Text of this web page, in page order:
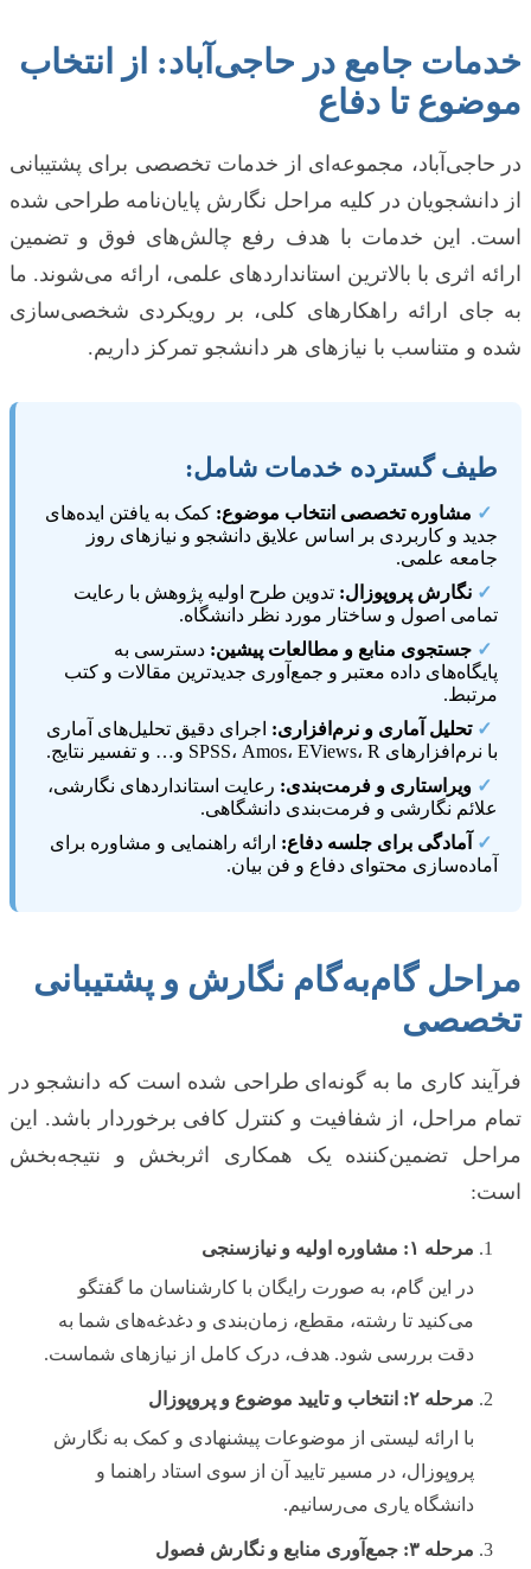
خدمات جامع در حاجی‌آباد: از انتخاب
موضوع تا دفاع
در حاجی‌آباد، مجموعه‌ای از خدمات تخصصی برای پشتیبانی
از دانشجویان در کلیه مراحل نگارش پایان‌نامه طراحی شده
است. این خدمات با هدف رفع چالش‌های فوق و تضمین
ارائه اثری با بالاترین استانداردهای علمی، ارائه می‌شوند. ما
به جای ارائه راهکارهای کلی، بر رویکردی شخصی‌سازی
شده و متناسب با نیازهای هر دانشجو تمرکز داریم.
طیف گسترده خدمات شامل:
✓ مشاوره تخصصی انتخاب موضوع: کمک به یافتن ایده‌های
جدید و کاربردی بر اساس علایق دانشجو و نیازهای روز
جامعه علمی.
✓ نگارش پروپوزال: تدوین طرح اولیه پژوهش با رعایت
تمامی اصول و ساختار مورد نظر دانشگاه.
✓ جستجوی منابع و مطالعات پیشین: دسترسی به
پایگاه‌های داده معتبر و جمع‌آوری جدیدترین مقالات و کتب
مرتبط.
✓ تحلیل آماری و نرم‌افزاری: اجرای دقیق تحلیل‌های آماری
با نرم‌افزارهای SPSS، Amos، EViews، R و… و تفسیر نتایج.
✓ ویراستاری و فرمت‌بندی: رعایت استانداردهای نگارشی،
علائم نگارشی و فرمت‌بندی دانشگاهی.
✓
آمادگی برای جلسه دفاع: ارائه راهنمایی و مشاوره برای
آماده‌سازی محتوای دفاع و فن بیان.
مراحل گام‌به‌گام نگارش و پشتیبانی
تخصصی
فرآیند کاری ما به گونه‌ای طراحی شده است که دانشجو در
تمام مراحل، از شفافیت و کنترل کافی برخوردار باشد. این
مراحل تضمین‌کننده یک همکاری اثربخش و نتیجه‌بخش
است:
مرحله ۱: مشاوره اولیه و نیازسنجی
در این گام، به صورت رایگان با کارشناسان ما گفتگو
می‌کنید تا رشته، مقطع، زمان‌بندی و دغدغه‌های شما به
دقت بررسی شود. هدف، درک کامل از نیازهای شماست.
مرحله ۲: انتخاب و تایید موضوع و پروپوزال
با ارائه لیستی از موضوعات پیشنهادی و کمک به نگارش
پروپوزال، در مسیر تایید آن از سوی استاد راهنما و
دانشگاه یاری می‌رسانیم.
مرحله ۳: جمع‌آوری منابع و نگارش فصول